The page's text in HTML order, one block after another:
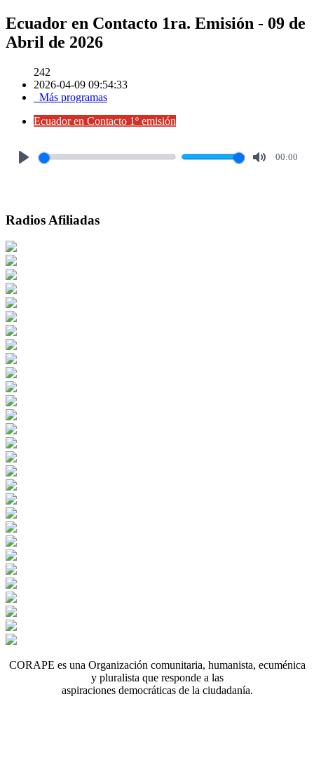
Ecuador en Contacto 1ra. Emisión - 09 de
Abril de 2026
242
2026-04-09 09:54:33
Más programas
Ecuador en Contacto 1º emisión
00:00
Radios Afiliadas
CORAPE es una Organización comunitaria, humanista, ecuménica
y pluralista que responde a las
aspiraciones democráticas de la ciudadanía.